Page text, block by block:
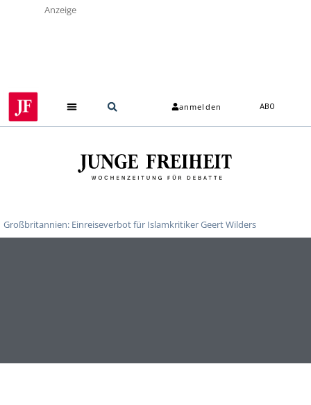
Anzeige
anmelden ABO
Großbritannien: Einreiseverbot für Islamkritiker Geert Wilders